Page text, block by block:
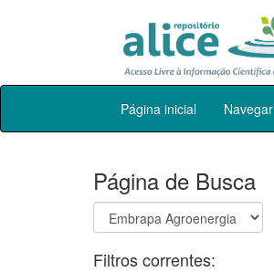
Skip
Página inicial Navegar
Página de Busca
Filtros correntes: